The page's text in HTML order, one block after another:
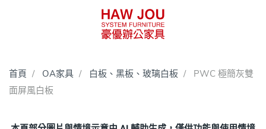
首頁 OA家具 白板、黑板、玻璃白板
PWC 極簡灰雙
面屏風白板